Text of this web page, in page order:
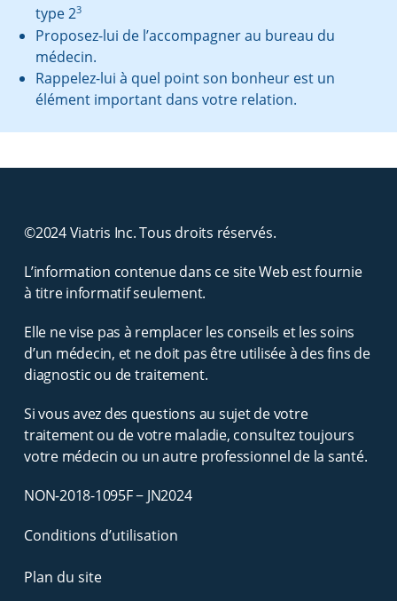
type 23
Proposez-lui de l’accompagner au bureau du
médecin.
Rappelez-lui à quel point son bonheur est un
élément important dans votre relation.
Conditions d’utilisation
Plan du site
©2024 Viatris Inc. Tous droits réservés.
L’information contenue dans ce site Web est fournie
à titre informatif seulement.
Elle ne vise pas à remplacer les conseils et les soins
d’un médecin, et ne doit pas être utilisée à des fins de
diagnostic ou de traitement.
Si vous avez des questions au sujet de votre
traitement ou de votre maladie, consultez toujours
votre médecin ou un autre professionnel de la santé.
NON-2018-1095F − JN2024